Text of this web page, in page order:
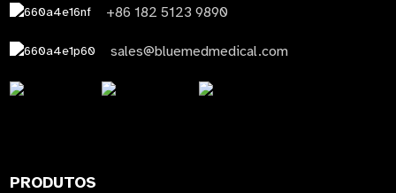
+86 182 5123 9890
sales@bluemedmedical.com
PRODUTOS